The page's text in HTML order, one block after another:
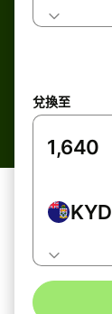
兌換至
KYD